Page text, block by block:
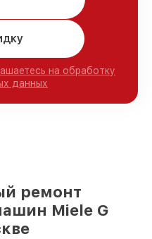
на обработку
данных
ремонт
Miele G